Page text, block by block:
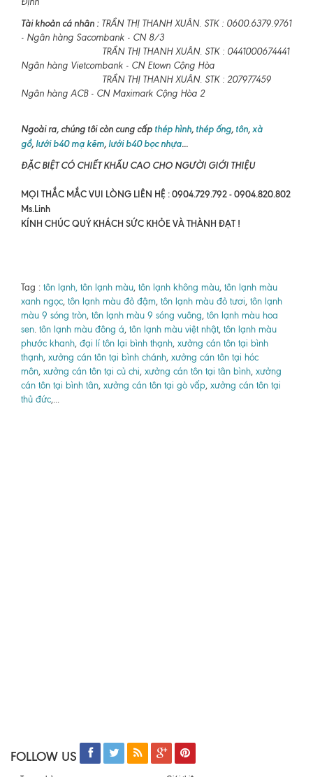
Tài khoản cá nhân :TRẦN THỊ THANH XUÂN. STK : 0600.6379.9761
- Ngân hàng Sacombank - CN 8/3
TRẦN THỊ THANH XUÂN. STK : 0441000674441
Ngân hàng Vietcombank - CN Etown Cộng Hòa
TRẦN THỊ THANH XUÂN. STK : 207977459
Ngân hàng ACB - CN Maximark Cộng Hòa 2
Ngoài ra, chúng tôi còn cung cấp thép hình, thép ống, tôn, xà
gồ, lưới b40 mạ kẽm, lưới b40 bọc nhựa...
ĐẶC BIỆT CÓ CHIẾT KHẤU CAO CHO NGƯỜI GIỚI THIỆU
MỌI THẮC MẮC VUI LÒNG LIÊN HỆ : 0904.729.792 - 0904.820.802
Ms.Linh
KÍNH CHÚC QUÝ KHÁCH SỨC KHỎE VÀ THÀNH ĐẠT !
Tag : tôn lạnh, tôn lạnh màu, tôn lạnh không màu, tôn lạnh màu
xanh ngọc, tôn lạnh màu đỏ đậm, tôn lạnh màu đỏ tươi, tôn lạnh
màu 9 sóng tròn, tôn lạnh màu 9 sóng vuông, tôn lạnh màu hoa
sen tôn lạnh màu đông á, tôn lạnh màu việt nhật, tôn lạnh màu
phước khanh, đại lí tôn lại bình thạnh, xưởng cán tôn tại bình
thạnh, xưởng cán tôn tại bình chánh, xưởng cán tôn tại hóc
môn, xưởng cán tôn tại củ chi, xưởng cán tôn tại tân bình, xưởng
cán tôn tại bình tân, xưởng cán tôn tại gò vấp, xưởng cán tôn tại
thủ đức,...
FOLLOW US